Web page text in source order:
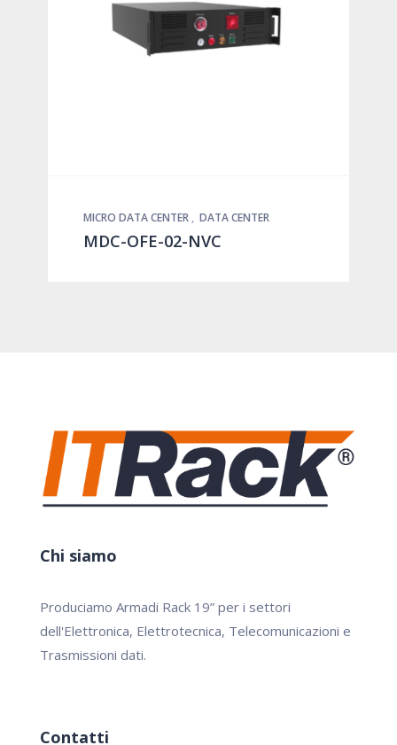
MICRO DATA CENTER , DATA CENTER
MDC-OFE-02-NVC
Chi siamo
Produciamo Armadi Rack 19” per i settori
dell'Elettronica, Elettrotecnica, Telecomunicazioni e
Trasmissioni dati.
Contatti